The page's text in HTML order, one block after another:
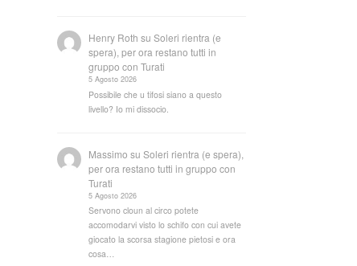
Henry Roth suSoleri rientra (e
spera), per ora restano tutti in
gruppo con Turati
5 Agosto 2026
Possibile che u tifosi siano a questo
livello? Io mi dissocio.
Massimo suSoleri rientra (e spera),
per ora restano tutti in gruppo con
Turati
5 Agosto 2026
Servono cloun al circo potete
accomodarvi visto lo schifo con cui avete
giocato la scorsa stagione pietosi e ora
cosa…